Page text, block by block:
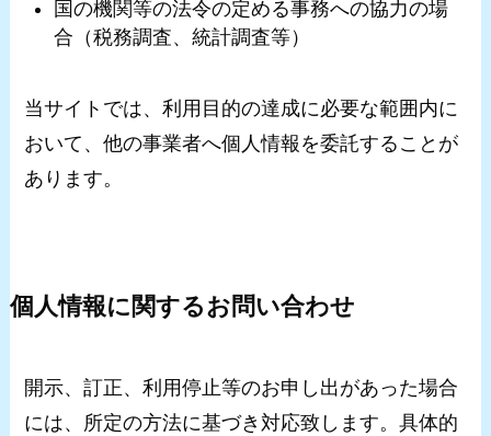
国の機関等の法令の定める事務への協力の場
合（税務調査、統計調査等）
当サイトでは、利用目的の達成に必要な範囲内に
おいて、他の事業者へ個人情報を委託することが
あります。
個人情報に関するお問い合わせ
開示、訂正、利用停止等のお申し出があった場合
には、所定の方法に基づき対応致します。具体的